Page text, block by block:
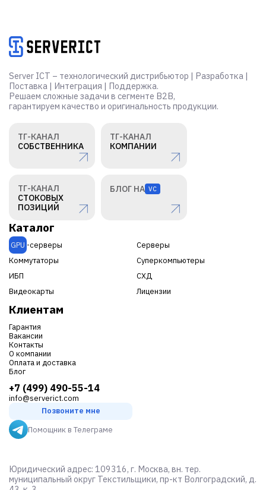
Server ICT – технологический дистрибьютор | Разработка |
Поставка | Интеграция | Поддержка.
Решаем сложные задачи в сегменте B2B,
гарантируем качество и оригинальность продукции.
ТГ-КАНАЛ
СОБСТВЕННИКА
ТГ-КАНАЛ
КОМПАНИИ
ТГ-КАНАЛ
СТОКОВЫХ
ПОЗИЦИЙ
БЛОГ НА VC
Каталог
GPU -серверы
Серверы
Коммутаторы
Суперкомпьютеры
ИБП
СХД
Видеокарты
Лицензии
Клиентам
Гарантия
Вакансии
Контакты
О компании
Оплата и доставка
Блог
+7 (499) 490-55-14
info@serverict.com
Позвоните мне
Помощник в Телеграме
Юридический адрес: 109316, г. Москва, вн. тер.
муниципальный округ Текстильщики, пр-кт Волгоградский, д.